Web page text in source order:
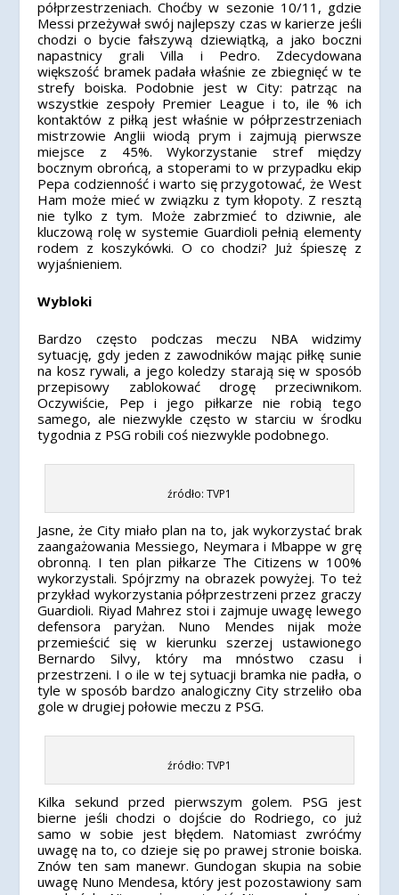
półprzestrzeniach. Choćby w sezonie 10/11, gdzie
Messi przeżywał swój najlepszy czas w karierze jeśli
chodzi o bycie fałszywą dziewiątką, a jako boczni
napastnicy grali Villa i Pedro. Zdecydowana
większość bramek padała właśnie ze zbiegnięć w te
strefy boiska. Podobnie jest w City: patrząc na
wszystkie zespoły Premier League i to, ile % ich
kontaktów z piłką jest właśnie w półprzestrzeniach
mistrzowie Anglii wiodą prym i zajmują pierwsze
miejsce z 45%. Wykorzystanie stref między
bocznym obrońcą, a stoperami to w przypadku ekip
Pepa codzienność i warto się przygotować, że West
Ham może mieć w związku z tym kłopoty. Z resztą
nie tylko z tym. Może zabrzmieć to dziwnie, ale
kluczową rolę w systemie Guardioli pełnią elementy
rodem z koszykówki. O co chodzi? Już śpieszę z
wyjaśnieniem.
Wybloki
Bardzo często podczas meczu NBA widzimy
sytuację, gdy jeden z zawodników mając piłkę sunie
na kosz rywali, a jego koledzy starają się w sposób
przepisowy zablokować drogę przeciwnikom.
Oczywiście, Pep i jego piłkarze nie robią tego
samego, ale niezwykle często w starciu w środku
tygodnia z PSG robili coś niezwykle podobnego.
źródło: TVP1
Jasne, że City miało plan na to, jak wykorzystać brak
zaangażowania Messiego, Neymara i Mbappe w grę
obronną. I ten plan piłkarze The Citizens w 100%
wykorzystali. Spójrzmy na obrazek powyżej. To też
przykład wykorzystania półprzestrzeni przez graczy
Guardioli. Riyad Mahrez stoi i zajmuje uwagę lewego
defensora paryżan. Nuno Mendes nijak może
przemieścić się w kierunku szerzej ustawionego
Bernardo Silvy, który ma mnóstwo czasu i
przestrzeni. I o ile w tej sytuacji bramka nie padła, o
tyle w sposób bardzo analogiczny City strzeliło oba
gole w drugiej połowie meczu z PSG.
źródło: TVP1
Kilka sekund przed pierwszym golem. PSG jest
bierne jeśli chodzi o dojście do Rodriego, co już
samo w sobie jest błędem. Natomiast zwróćmy
uwagę na to, co dzieje się po prawej stronie boiska.
Znów ten sam manewr. Gundogan skupia na sobie
uwagę Nuno Mendesa, który jest pozostawiony sam